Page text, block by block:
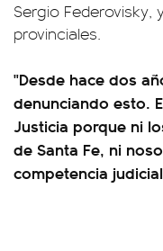
Sergio
provinciales.
"Desde hace dos
denunciando esto.
Justicia porque ni
de Santa Fe, ni
competencia